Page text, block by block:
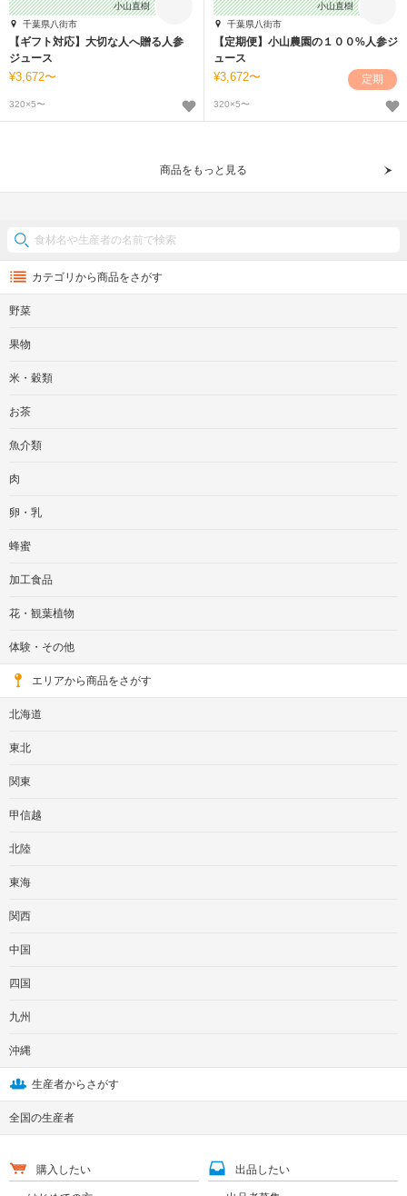
【ギフト対応】大切な人へ贈る人参
ジュース
3,672〜
320×5〜
小山直樹
千葉県八街市
【定期便】小山農園の１００%人参ジ
ュース
3,672〜 定期
320×5〜
小山直樹
千葉県八街市
商品をもっと見る
カテゴリから商品をさがす
野菜
果物
米・穀類
お茶
魚介類
肉
卵・乳
蜂蜜
加工食品
花・観葉植物
体験・その他
エリアから商品をさがす
北海道
東北
関東
甲信越
北陸
東海
関西
中国
四国
九州
沖縄
生産者からさがす
全国の生産者
購入したい 出品したい